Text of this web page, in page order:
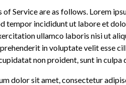
of Service are as follows. Lorem
tempor incididunt ut labore et
ullamco laboris nisi ut
in voluptate velit esse
non proident, sunt in
dolor sit amet, consectetur